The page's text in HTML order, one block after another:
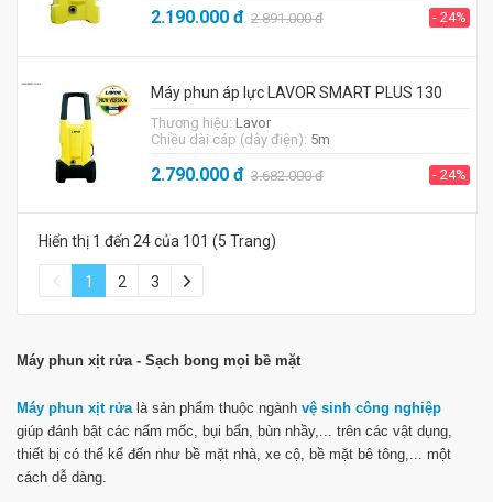
2.190.000đ 2.891.000đ - 24%
Máy phun áp lực LAVOR SMART PLUS 130
Thương hiệu: Lavor
Chiều dài cáp (dây điện): 5m
2.790.000đ 3.682.000đ - 24%
Hiển thị 1 đến 24 của 101 (5 Trang)
1 2 3
Máy phun xịt rửa - Sạch bong mọi bề mặt
Máy phun xịt rửalà sản phẩm thuộc ngành vệ sinh công nghiệp
giúp đánh bật các nấm mốc, bụi bẩn, bùn nhầy,... trên các vật dụng,
thiết bị có thể kể đến như bề mặt nhà, xe cộ, bề mặt bê tông,... một
cách dễ dàng.